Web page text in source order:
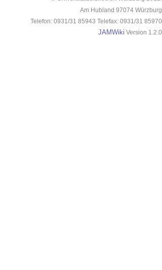
Am Hubland 97074 Würzburg
Telefon: 0931/31 85943 Telefax: 0931/31 85970
JAMWiki Version 1.2.0